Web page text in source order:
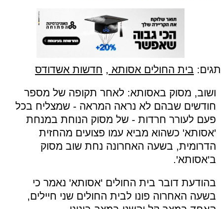
תגים: בית החולים אסותא , חדשות אשדודס
ושוב, מסוק באסותא: לאחר תקופה של מספר
חודשים שבהם לא נראה המראה - שמצליח בכל
פעם לעורר חרדות - של מסוק הנוחת במנחת
'אסותא' כשהוא מביא עמו פצועים מהחזית
הדרומית, בשעה האחרונה נחת שוב מסוק
ב'אסותא'.
בהודעת דובר בית החולים 'אסותא' נאמר כי
בשעה האחרוה פונו לבית החולים שני חיילים,